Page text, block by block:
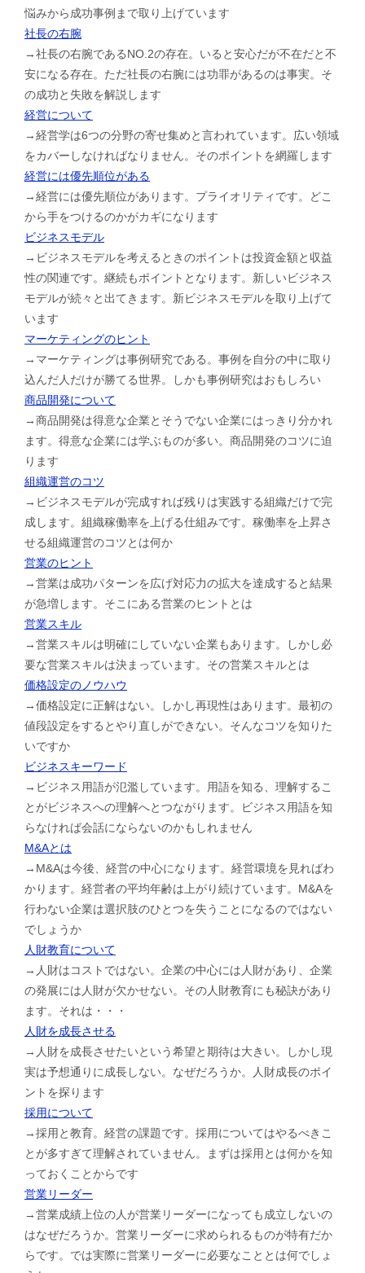
悩みから成功事例まで取り上げています
社長の右腕
→社長の右腕であるNO.2の存在。いると安心だが不在だと不
安になる存在。ただ社長の右腕には功罪があるのは事実。そ
の成功と失敗を解説します
経営について
→経営学は6つの分野の寄せ集めと言われています。広い領域
をカバーしなければなりません。そのポイントを網羅します
経営には優先順位がある
→経営には優先順位があります。プライオリティです。どこ
から手をつけるのかがカギになります
ビジネスモデル
→ビジネスモデルを考えるときのポイントは投資金額と収益
性の関連です。継続もポイントとなります。新しいビジネス
モデルが続々と出てきます。新ビジネスモデルを取り上げて
います
マーケティングのヒント
→マーケティングは事例研究である。事例を自分の中に取り
込んだ人だけが勝てる世界。しかも事例研究はおもしろい
商品開発について
→商品開発は得意な企業とそうでない企業にはっきり分かれ
ます。得意な企業には学ぶものが多い。商品開発のコツに迫
ります
組織運営のコツ
→ビジネスモデルが完成すれば残りは実践する組織だけで完
成します。組織稼働率を上げる仕組みです。稼働率を上昇さ
せる組織運営のコツとは何か
営業のヒント
→営業は成功パターンを広げ対応力の拡大を達成すると結果
が急増します。そこにある営業のヒントとは
営業スキル
→営業スキルは明確にしていない企業もあります。しかし必
要な営業スキルは決まっています。その営業スキルとは
価格設定のノウハウ
→価格設定に正解はない。しかし再現性はあります。最初の
値段設定をするとやり直しができない。そんなコツを知りた
いですか
ビジネスキーワード
→ビジネス用語が氾濫しています。用語を知る、理解するこ
とがビジネスへの理解へとつながります。ビジネス用語を知
らなければ会話にならないのかもしれません
M&Aとは
→M&Aは今後、経営の中心になります。経営環境を見ればわ
かります。経営者の平均年齢は上がり続けています。M&Aを
行わない企業は選択肢のひとつを失うことになるのではない
でしょうか
人財教育について
→人財はコストではない。企業の中心には人財があり、企業
の発展には人財が欠かせない。その人財教育にも秘訣があり
ます。それは・・・
人財を成長させる
→人財を成長させたいという希望と期待は大きい。しかし現
実は予想通りに成長しない。なぜだろうか。人財成長のポイ
ントを探ります
採用について
→採用と教育。経営の課題です。採用についてはやるべきこ
とが多すぎて理解されていません。まずは採用とは何かを知
っておくことからです
営業リーダー
→営業成績上位の人が営業リーダーになっても成立しないの
はなぜだろうか。営業リーダーに求められるものが特有だか
らです。では実際に営業リーダーに必要なこととは何でしょ